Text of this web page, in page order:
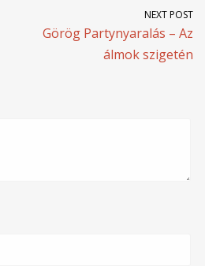
NEXT POST
Görög Partynyaralás – Az
álmok szigetén